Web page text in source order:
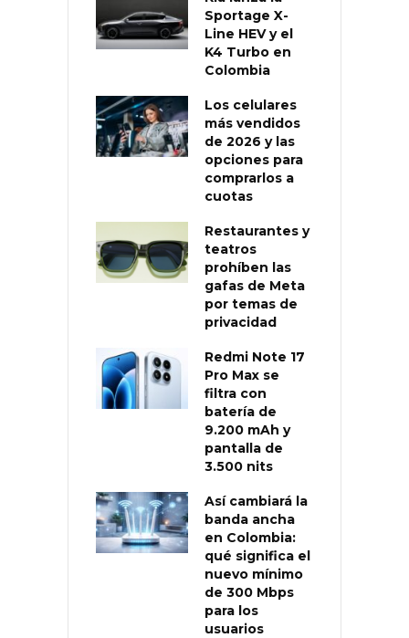
Sportage X-
Line HEV y el
K4 Turbo en
Colombia
Los celulares
más vendidos
de 2026 y las
opciones para
comprarlos a
cuotas
Restaurantes y
teatros
prohíben las
gafas de Meta
por temas de
privacidad
Redmi Note 17
Pro Max se
filtra con
batería de
9.200 mAh y
pantalla de
3.500 nits
Así cambiará la
banda ancha
en Colombia:
qué significa el
nuevo mínimo
de 300 Mbps
para los
usuarios